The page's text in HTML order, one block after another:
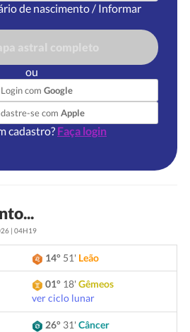
de nascimento / Informar
ou
Login com Google
se com Apple
cadastro? Faça login
| 04H19
14° 51' Leão
01° 18'Gêmeos
ver ciclo lunar
26° 31'Câncer